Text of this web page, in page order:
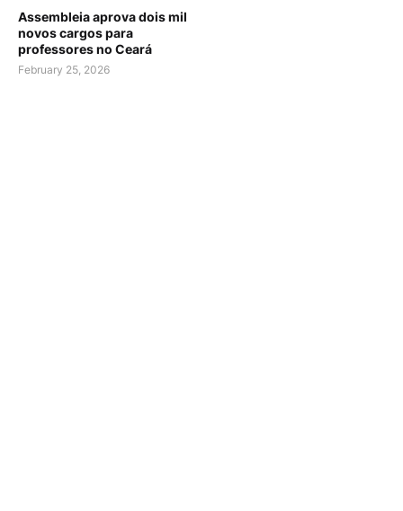
Assembleia aprova dois mil
novos cargos para
professores no Ceará
February 25, 2026